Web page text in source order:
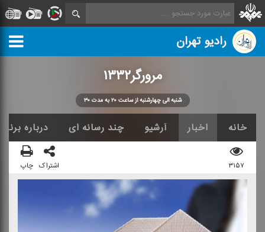
رادیو تهران
مرورگر۱۳۳۲
شنبه الی چهارشنبه از ساعت ۲۰ به مدت ۳۰
خانه اخبار آرشیو چند رسانه ای درباره
۳۱۵۷ اشتراک چاپ